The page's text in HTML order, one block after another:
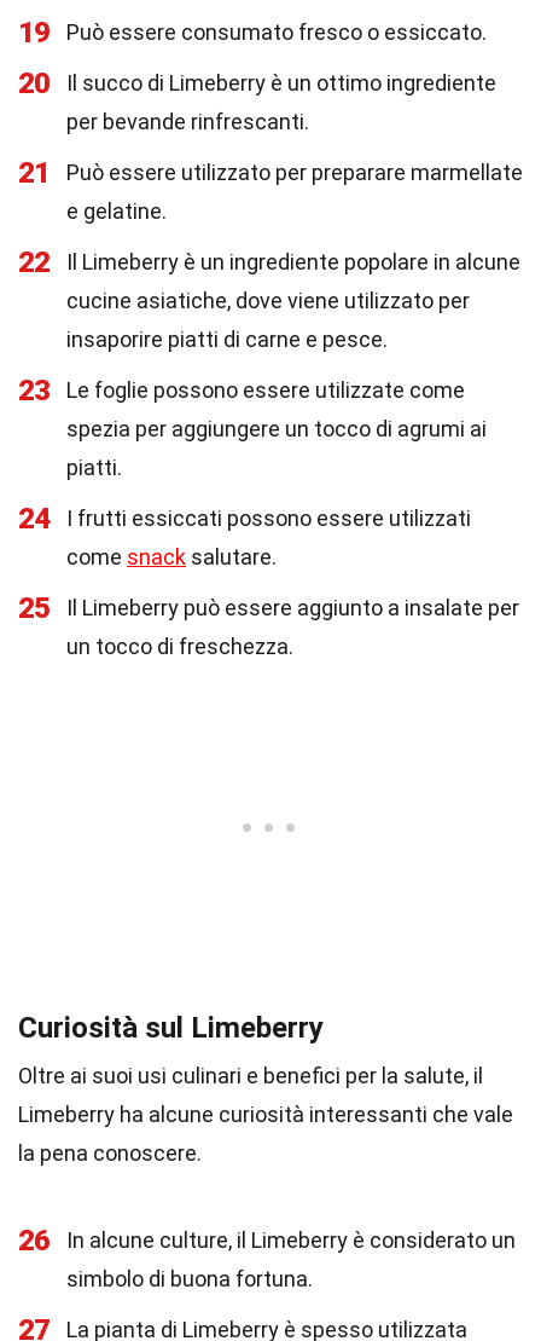
19 Può essere consumato fresco o essiccato.
20
Il succo di Limeberry è un ottimo ingrediente
per bevande rinfrescanti.
21
Può essere utilizzato per preparare marmellate
e gelatine.
22
Il Limeberry è un ingrediente popolare in alcune
cucine asiatiche, dove viene utilizzato per
insaporire piatti di carne e pesce.
23
Le foglie possono essere utilizzate come
spezia per aggiungere un tocco di agrumi ai
piatti.
24
I frutti essiccati possono essere utilizzati
come snack salutare.
25
Il Limeberry può essere aggiunto a insalate per
un tocco di freschezza.
Curiosità sul Limeberry
Oltre ai suoi usi culinari e benefici per la salute, il
Limeberry ha alcune curiosità interessanti che vale
la pena conoscere.
26
In alcune culture, il Limeberry è considerato un
simbolo di buona fortuna.
27 La pianta di Limeberry è spesso utilizzata